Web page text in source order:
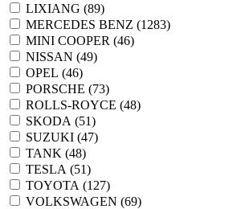
LIXIANG (89)
MERCEDES BENZ (1283)
MINI COOPER (46)
NISSAN (49)
OPEL (46)
PORSCHE (73)
ROLLS-ROYCE (48)
SKODA (51)
SUZUKI (47)
TANK (48)
TESLA (51)
TOYOTA (127)
VOLKSWAGEN (69)